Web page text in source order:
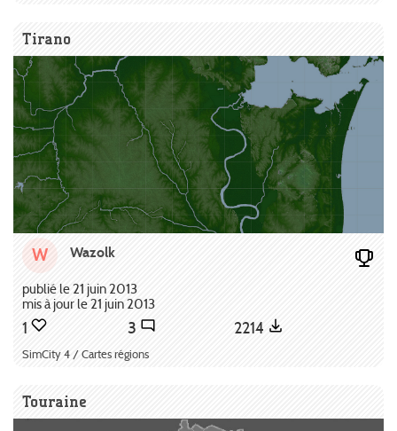
Tirano
W Wazolk
publié le 21 juin 2013
mis à jour le 21 juin 2013
1 3 2214
SimCity 4 / Cartes régions
Touraine